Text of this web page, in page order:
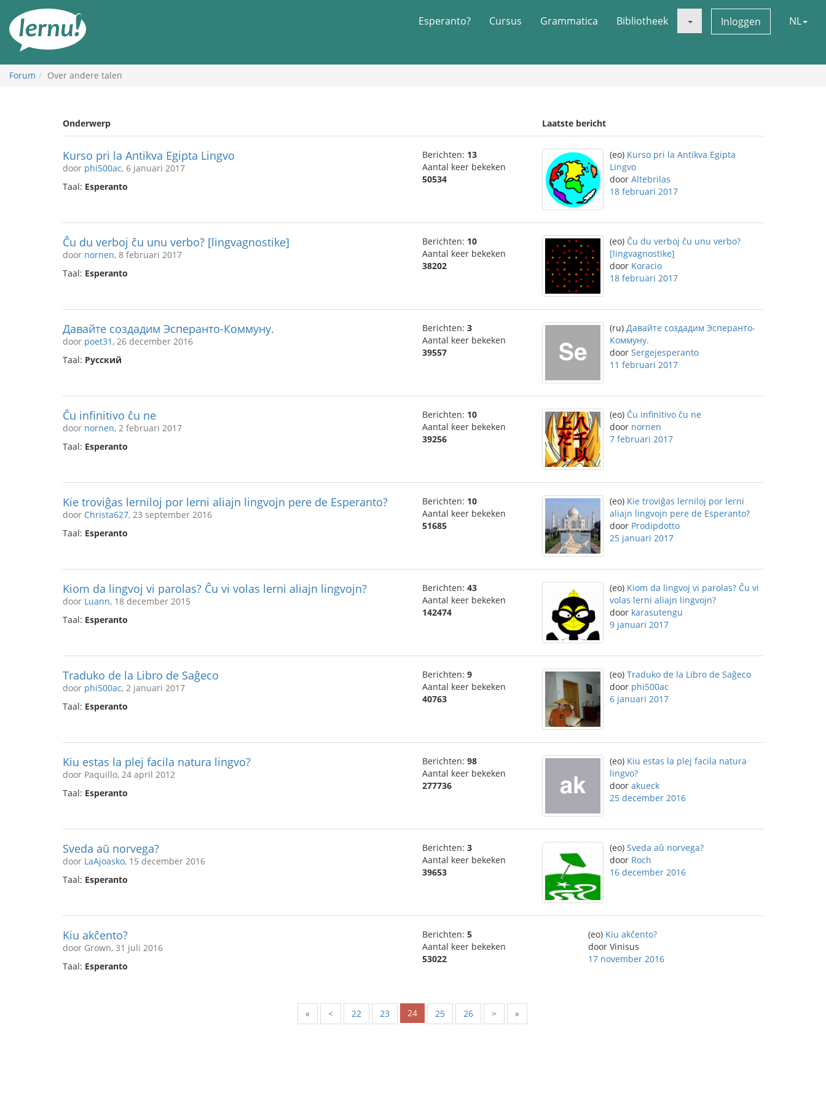
inhoud
Esperanto? Cursus Grammatica Bibliotheek Inloggen NL
Forum Over andere talen
Onderwerp Laatste bericht
Kurso pri la Antikva Egipta Lingvo
door phi500ac, 6 januari 2017
Taal: Esperanto
Berichten: 13
Aantal keer bekeken
50534
(eo) Kurso pri la Antikva Egipta
Lingvo
door Altebrilas
18 februari 2017
Ĉu du verboj ĉu unu verbo? [lingvagnostike]
door nornen, 8 februari 2017
Taal: Esperanto
Berichten: 10
Aantal keer bekeken
38202
(eo) Ĉu du verboj ĉu unu verbo?
[lingvagnostike]
door Koracio
18 februari 2017
Давайте создадим Эсперанто-Коммуну.
door poet31 , 26 december 2016
Taal: Русский
Berichten: 3
Aantal keer bekeken
39557
(ru) Давайте создадим Эсперанто-
Коммуну.
door Sergejesperanto
11 februari 2017
Ĉu infinitivo ĉu ne
door nornen, 2 februari 2017
Taal: Esperanto
Berichten: 10
Aantal keer bekeken
39256
(eo) Ĉu infinitivo ĉu ne
door nornen
7 februari 2017
Kie troviĝas lerniloj por lerni aliajn lingvojn pere de Esperanto?
door Christa627, 23 september 2016
Taal: Esperanto
Berichten: 10
Aantal keer bekeken
51685
(eo) Kie troviĝas lerniloj por lerni
aliajn lingvojn pere de Esperanto?
door Prodipdotto
25 januari 2017
Kiom da lingvoj vi parolas? Ĉu vi volas lerni aliajn lingvojn?
door Luann, 18 december 2015
Taal: Esperanto
Berichten: 43
Aantal keer bekeken
142474
(eo) Kiom da lingvoj vi parolas? Ĉu vi
volas lerni aliajn lingvojn?
door karasutengu
9 januari 2017
Traduko de la Libro de Saĝeco
door phi500ac, 2 januari 2017
Taal: Esperanto
Berichten: 9
Aantal keer bekeken
40763
(eo) Traduko de la Libro de Saĝeco
door phi500ac
6 januari 2017
Kiu estas la plej facila natura lingvo?
door Paquillo, 24 april 2012
Taal: Esperanto
Berichten: 98
Aantal keer bekeken
277736
(eo) Kiu estas la plej facila natura
lingvo?
door akueck
25 december 2016
Sveda aŭ norvega?
door LaAjoasko, 15 december 2016
Taal: Esperanto
Berichten: 3
Aantal keer bekeken
39653
(eo) Sveda aŭ norvega?
door Roch
16 december 2016
Kiu akĉento?
door Grown, 31 juli 2016
Taal: Esperanto
Berichten: 5
Aantal keer bekeken
53022
(eo) Kiu akĉento?
door Vinisus
17 november 2016
« < 22 23 24 25 26 > »